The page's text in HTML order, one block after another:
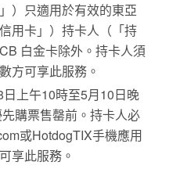
）只適用於有效的東亞
用卡」）持卡人（「持
白金卡除外。持卡人須
方可享此服務。
上午10時至5月10日晚
購票售罄前。持卡人必
或HotdogTIX手機應用
享此服務。